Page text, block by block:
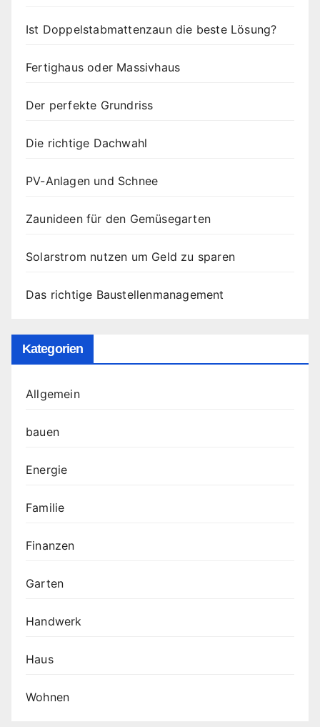
Ist Doppelstabmattenzaun die beste Lösung?
Fertighaus oder Massivhaus
Der perfekte Grundriss
Die richtige Dachwahl
PV-Anlagen und Schnee
Zaunideen für den Gemüsegarten
Solarstrom nutzen um Geld zu sparen
Das richtige Baustellenmanagement
Kategorien
Allgemein
bauen
Energie
Familie
Finanzen
Garten
Handwerk
Haus
Wohnen